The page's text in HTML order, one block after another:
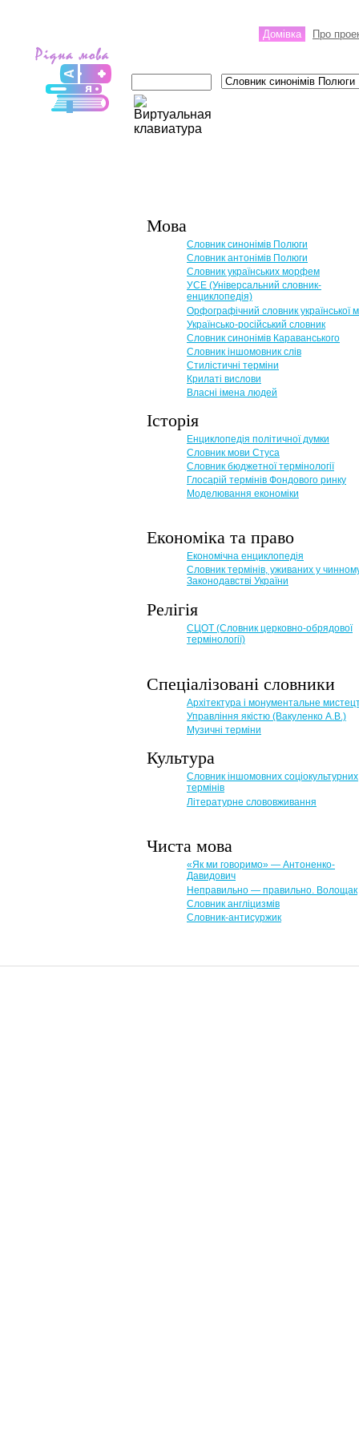
Домівка Про
Мова
Словник синонімів Полюги
Словник антонімів Полюги
Словник українських морфем
УСЕ (Універсальний словник-
енциклопедія)
Орфографічний словник української
Українсько-російський словник
Словник синонімів Караванського
Словник іншомовник слів
Стилістичні терміни
Крилаті вислови
Власні імена людей
Історія
Енциклопедія політичної думки
Словник мови Стуса
Словник бюджетної термінології
Глосарій термінів Фондового ринку
Моделювання економіки
Економіка та право
Eкономічна енциклопедія
Словник термінів, уживаних у
Законодавстві України
Релігія
СЦОТ (Словник церковно-обрядової
термінології)
Спеціалізовані словники
Архітектура і монументальне
Управління якістю (Вакуленко А.В.)
Музичні терміни
Культура
Словник іншомовних соціокультурних
термінів
Літературне слововживання
Чиста мова
«Як ми говоримо» — Антоненко-
Давидович
Неправильно — правильно. Волощак
Словник англіцизмів
Словник-антисуржик